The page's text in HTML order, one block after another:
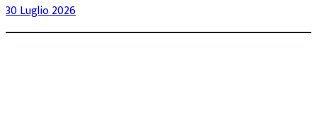
30 Luglio 2026